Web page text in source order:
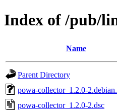
Index of /pub/
Name
Parent Directory
powa-collector_1.2.0-
powa-collector_1.2.0-2.dsc